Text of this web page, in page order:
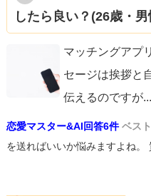
したら良い？(26歳・男
マッチングアプ
セージは挨拶と
伝えるのですが...
恋愛マスター&AI回答6件 ベス
を送ればいいか悩みますよね。